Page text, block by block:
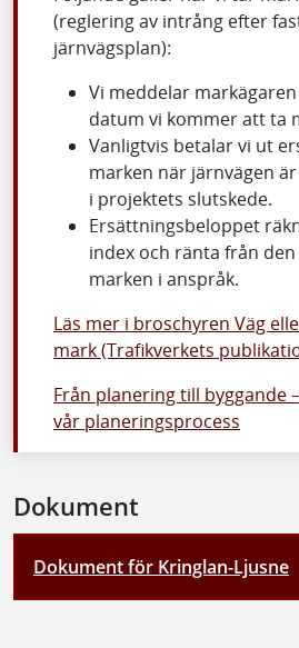
(reglering av intrång efter
järnvägsplan):
Vi meddelar
datum vi kommer att ta
Vanligtvis betalar vi ut
marken när järnvägen
i projektets slutskede.
Ersättningsbeloppet
index och ränta från
marken i anspråk.
Läs mer i broschyren Väg
mark (Trafikverkets
Från planering till byggande
vår planeringsprocess
Dokument
Dokument för Kringlan-Ljusne